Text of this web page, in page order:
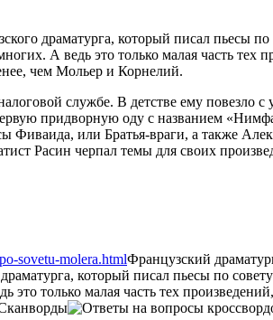
драматурга, который писал пьесы
А ведь это только малая часть
чем Мольер и Корнелий.
службе. В детстве ему повезло
придворную оду с названием
Фиваида, или Братья-враги, а также
Расин черпал темы для своих
sovetu-molera.htmlФранцузский
который писал пьесы по
только малая часть тех